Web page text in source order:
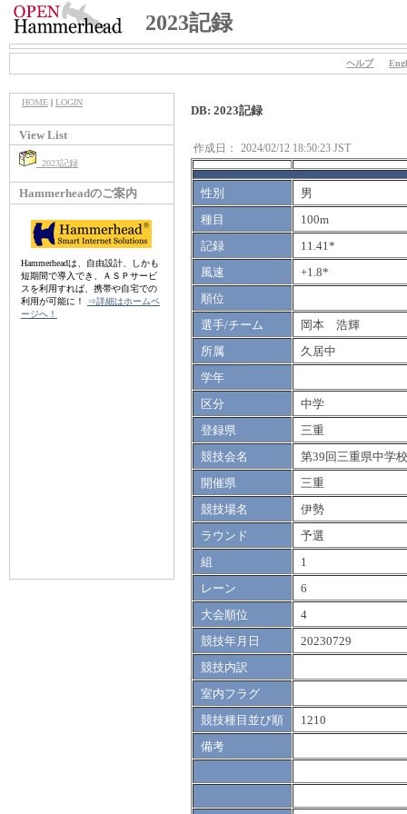
2023記録
ヘルプ
HOME| LOGIN
View List
2023記録
Hammerheadのご案内
Hammerheadは、自由設計、しかも
短期間で導入でき、ＡＳＰサービ
スを利用すれば、携帯や自宅での
利用が可能に！
⇒詳細はホームペ
ージへ！
DB: 2023記録
作成日： 2024/02/12 18:50:23 JST
性別
男
種目
100m
記録
11.41*
風速
+1.8*
順位
選手/チーム
岡本 浩輝
所属
久居中
学年
区分
中学
登録県
三重
競技会名
第39回三重県中学
開催県
三重
競技場名
伊勢
ラウンド
予選
組
1
レーン
6
大会順位
4
競技年月日
20230729
競技内訳
室内フラグ
競技種目並び順
1210
備考